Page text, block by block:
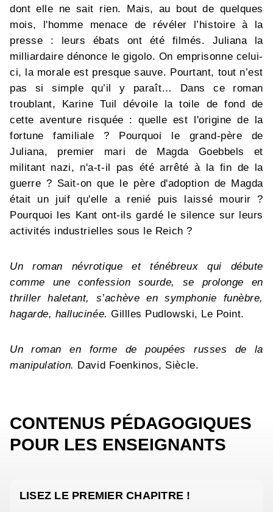
dont elle ne sait rien. Mais, au bout de quelques
mois, l'homme menace de révéler l’histoire à la
presse : leurs ébats ont été filmés. Juliana la
milliardaire dénonce le gigolo. On emprisonne celui-
ci, la morale est presque sauve. Pourtant, tout n’est
pas si simple qu’il y paraît… Dans ce roman
troublant, Karine Tuil dévoile la toile de fond de
cette aventure risquée : quelle est l'origine de la
fortune familiale ? Pourquoi le grand-père de
Juliana, premier mari de Magda Goebbels et
militant nazi, n'a-t-il pas été arrêté à la fin de la
guerre ? Sait-on que le père d'adoption de Magda
était un juif qu'elle a renié puis laissé mourir ?
Pourquoi les Kant ont-ils gardé le silence sur leurs
activités industrielles sous le Reich ?
Un roman névrotique et ténébreux qui débute
comme une confession sourde, se prolonge en
thriller haletant, s’achève en symphonie funèbre,
hagarde, hallucinée. Gillles Pudlowski, Le Point.
Un roman en forme de poupées russes de la
manipulation. David Foenkinos, Siècle.
CONTENUS PÉDAGOGIQUES
POUR LES ENSEIGNANTS
LISEZ LE PREMIER CHAPITRE !